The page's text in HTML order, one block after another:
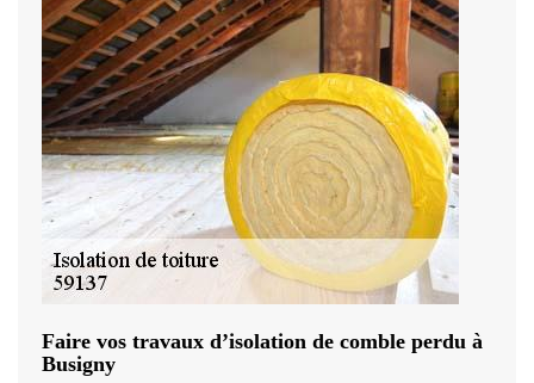
Faire vos travaux d’isolation de comble perdu à
Busigny